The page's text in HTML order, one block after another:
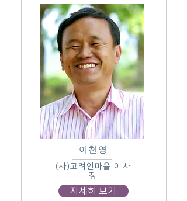
이천영
(사)고려인마을 이사
장
자세히 보기